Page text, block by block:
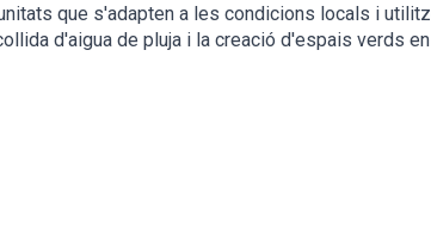
que s'adapten a les condicions locals i
d'aigua de pluja i la creació d'espais verds